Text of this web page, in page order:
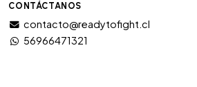
CONTÁCTANOS
contacto@readytofight.cl
56966471321